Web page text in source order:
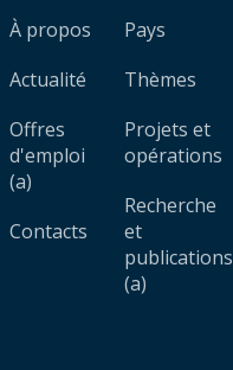
À propos
Actualité
Offres
d'emploi
(a)
Contacts
Pays
Thèmes
Projets et
opérations
Recherche
et
publications
(a)